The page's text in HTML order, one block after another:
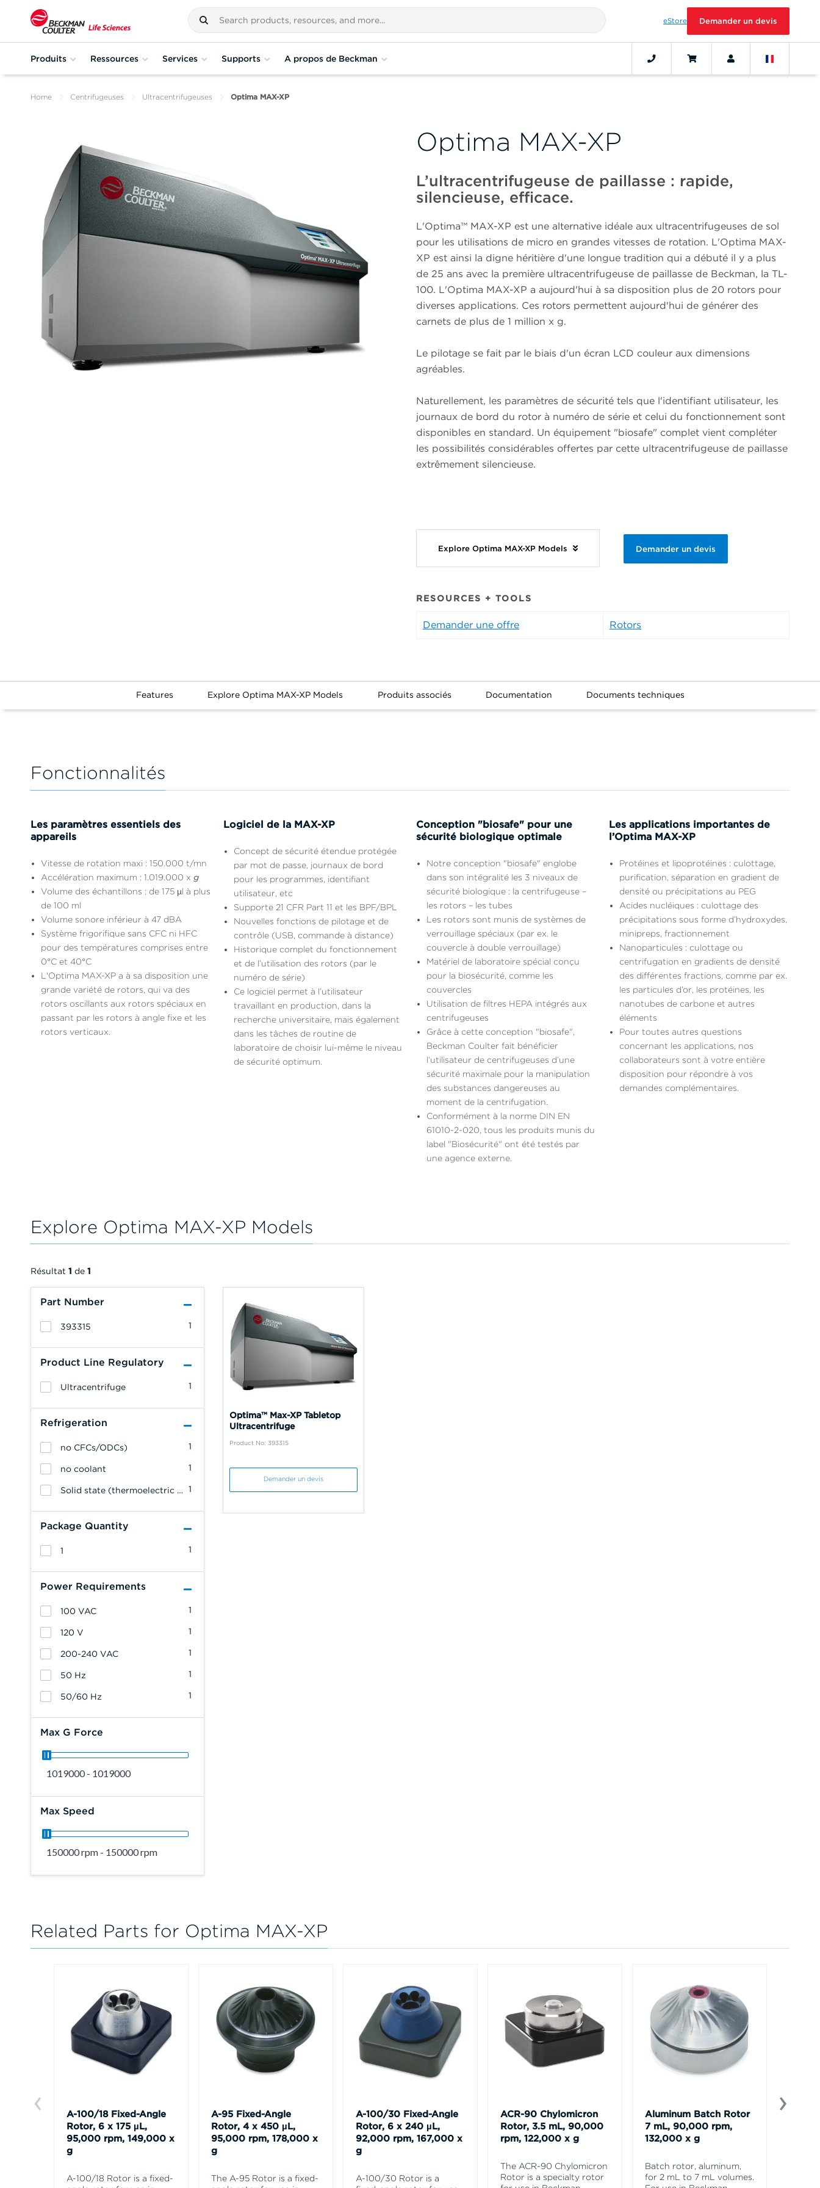
eStore Demander un devis
Produits Ressources Services Supports A propos de Beckman
Home Centrifugeuses Ultracentrifugeuses Optima MAX-XP
Optima MAX-XP
L’ultracentrifugeuse de paillasse : rapide,
silencieuse, efficace.
L'Optima™ MAX-XP est une alternative idéale aux ultracentrifugeuses de sol
pour les utilisations de micro en grandes vitesses de rotation. L'Optima MAX-
XP est ainsi la digne héritière d'une longue tradition qui a débuté il y a plus
de 25 ans avec la première ultracentrifugeuse de paillasse de Beckman, la TL-
100. L'Optima MAX-XP a aujourd'hui à sa disposition plus de 20 rotors pour
diverses applications. Ces rotors permettent aujourd'hui de générer des
carnets de plus de 1 million x g.
Le pilotage se fait par le biais d'un écran LCD couleur aux dimensions
agréables.
Naturellement, les paramètres de sécurité tels que l'identifiant utilisateur, les
journaux de bord du rotor à numéro de série et celui du fonctionnement sont
disponibles en standard. Un équipement "biosafe" complet vient compléter
les possibilités considérables offertes par cette ultracentrifugeuse de paillasse
extrêmement silencieuse.
Explore Optima MAX-XP Models Demander un devis
RESOURCES + TOOLS
Demander une offre Rotors
Features Explore Optima MAX-XP Models Produits associés Documentation Documents techniques
Fonctionnalités
Les paramètres essentiels des
appareils
Vitesse de rotation maxi : 150.000 t/mn
Accélération maximum : 1.019.000 x g
Volume des échantillons : de 175 µl à plus
de 100 ml
Volume sonore inférieur à 47 dBA
Système frigorifique sans CFC ni HFC
pour des températures comprises entre
0°C et 40°C
L'Optima MAX-XP a à sa disposition une
grande variété de rotors, qui va des
rotors oscillants aux rotors spéciaux en
passant par les rotors à angle fixe et les
rotors verticaux.
Logiciel de la MAX-XP
Concept de sécurité étendue protégée
par mot de passe, journaux de bord
pour les programmes, identifiant
utilisateur, etc
Supporte 21 CFR Part 11 et les BPF/BPL
Nouvelles fonctions de pilotage et de
contrôle (USB, commande à distance)
Historique complet du fonctionnement
et de l’utilisation des rotors (par le
numéro de série)
Ce logiciel permet à l’utilisateur
travaillant en production, dans la
recherche universitaire, mais également
dans les tâches de routine de
laboratoire de choisir lui-même le niveau
de sécurité optimum.
Conception "biosafe" pour une
sécurité biologique optimale
Notre conception "biosafe" englobe
dans son intégralité les 3 niveaux de
sécurité biologique : la centrifugeuse –
les rotors – les tubes
Les rotors sont munis de systèmes de
verrouillage spéciaux (par ex. le
couvercle à double verrouillage)
Matériel de laboratoire spécial conçu
pour la biosécurité, comme les
couvercles
Utilisation de filtres HEPA intégrés aux
centrifugeuses
Grâce à cette conception "biosafe",
Beckman Coulter fait bénéficier
l’utilisateur de centrifugeuses d’une
sécurité maximale pour la manipulation
des substances dangereuses au
moment de la centrifugation.
Conformément à la norme DIN EN
61010-2-020, tous les produits munis du
label "Biosécurité" ont été testés par
une agence externe.
Les applications importantes de
l’Optima MAX-XP
Protéines et lipoprotéines : culottage,
purification, séparation en gradient de
densité ou précipitations au PEG
Acides nucléiques : culottage des
précipitations sous forme d’hydroxydes,
minipreps, fractionnement
Nanoparticules : culottage ou
centrifugation en gradients de densité
des différentes fractions, comme par ex.
les particules d’or, les protéines, les
nanotubes de carbone et autres
éléments
Pour toutes autres questions
concernant les applications, nos
collaborateurs sont à votre entière
disposition pour répondre à vos
demandes complémentaires.
Explore Optima MAX-XP Models
Part Number
1
393315
Product Line Regulatory
1
Ultracentrifuge
Refrigeration
1
no CFCs/ODCs)
1
no coolant
1
Solid state (thermoelectric temperature control system with forced air
Package Quantity
1
1
Power Requirements
1
100 VAC
1
120 V
1
200-240 VAC
1
50 Hz
1
50/60 Hz
Max G Force
1019000 - 1019000
Max Speed
150000 rpm - 150000 rpm
Résultat 1 de 1
Optima™ Max-XP Tabletop
Ultracentrifuge
Product No: 393315
Demander un devis
Related Parts for Optima MAX-XP
A-100/18 Fixed-Angle
Rotor, 6 x 175 µL,
95,000 rpm, 149,000 x
g
A-100/18 Rotor is a fixed-
A-95 Fixed-Angle
Rotor, 4 x 450 µL,
95,000 rpm, 178,000 x
g
The A-95 Rotor is a fixed-
A-100/30 Fixed-Angle
Rotor, 6 x 240 µL,
92,000 rpm, 167,000 x
g
A-100/30 Rotor is a
ACR-90 Chylomicron
Rotor, 3.5 mL, 90,000
rpm, 122,000 x g
The ACR-90 Chylomicron
Rotor is a specialty rotor
Aluminum Batch Rotor
7 mL, 90,000 rpm,
132,000 x g
Batch rotor, aluminum,
for 2 mL to 7 mL volumes.